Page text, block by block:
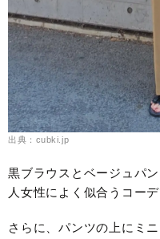
出典：cubki.jp
黒ブラウスとベージュパ
人女性によく似合うコー
さらに、パンツの上にミ